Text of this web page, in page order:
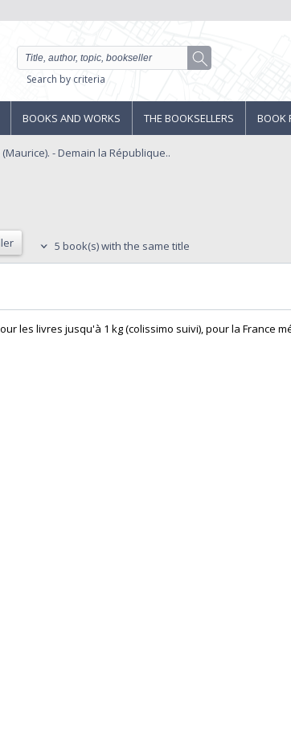
Search by criteria
BOOKS AND WORKS THE BOOKSELLERS BOOK
(Maurice). - Demain la République..
5 book(s) with the same title
les livres jusqu'à 1 kg (colissimo suivi), pour la France